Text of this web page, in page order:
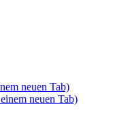
neuen Tab)
neuen Tab)